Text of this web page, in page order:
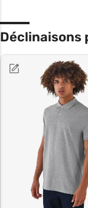
Déclinaisons